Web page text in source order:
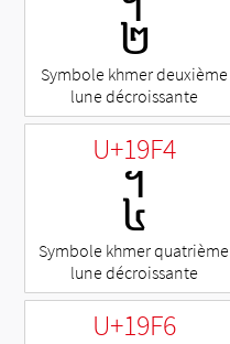
᧲
Symbole khmer deuxième
lune décroissante
U+19F4
᧴
Symbole khmer quatrième
lune décroissante
U+19F6